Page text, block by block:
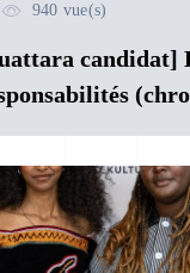
940 vue(s)
candidat]